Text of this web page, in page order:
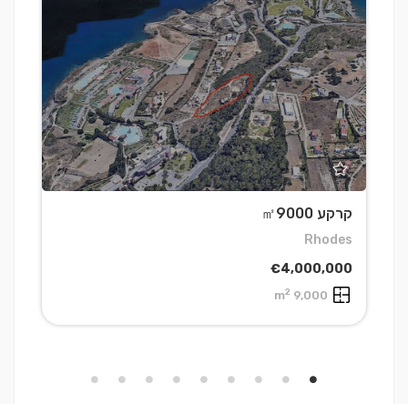
קרקע ㎡9000
Rhodes
€4,000,000
9,000 m
2